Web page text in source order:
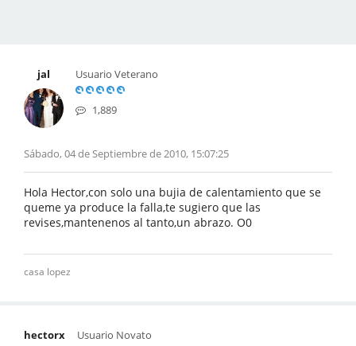
jal Usuario Veterano
1,889
Sábado, 04 de Septiembre de 2010, 15:07:25
Hola Hector,con solo una bujia de calentamiento que se
queme ya produce la falla,te sugiero que las
revises,mantenenos al tanto,un abrazo. O0
casa lopez
hectorx Usuario Novato